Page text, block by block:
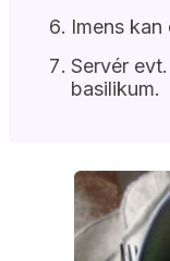
Imens
Servér
basilikum.